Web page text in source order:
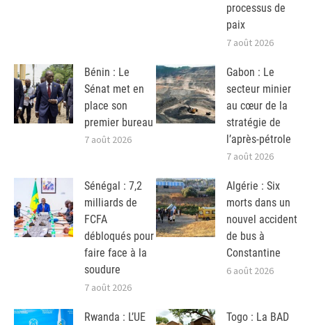
processus de
paix
7 août 2026
Bénin : Le
Sénat met en
place son
premier bureau
7 août 2026
Gabon : Le
secteur minier
au cœur de la
stratégie de
l’après-pétrole
7 août 2026
Sénégal : 7,2
milliards de
FCFA
débloqués pour
faire face à la
soudure
7 août 2026
Algérie : Six
morts dans un
nouvel accident
de bus à
Constantine
6 août 2026
Rwanda : L’UE
Togo : La BAD